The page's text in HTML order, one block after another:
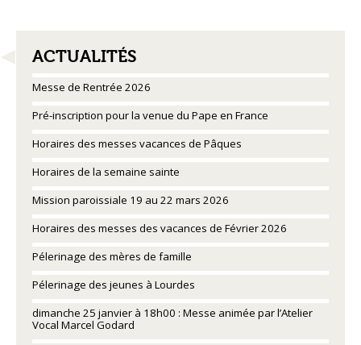
NAVIGATION
ACTUALITÉS
Messe de Rentrée 2026
Pré-inscription pour la venue du Pape en France
Horaires des messes vacances de Pâques
Horaires de la semaine sainte
Mission paroissiale 19 au 22 mars 2026
Horaires des messes des vacances de Février 2026
Pélerinage des mères de famille
Pélerinage des jeunes à Lourdes
dimanche 25 janvier à 18h00 : Messe animée par l’Atelier
Vocal Marcel Godard